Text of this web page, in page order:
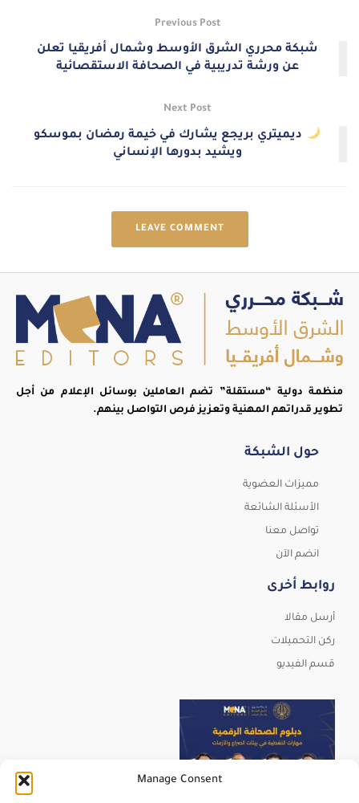
Manage Consent
Previous Post
شبكة محرري الشرق الأوسط وشمال أفريقيا تعلن
عن ورشة تدريبية في الصحافة الاستقصائية
Next Post
ديميتري بريجع يشارك في خيمة رمضان بموسكو
ويشيد بدورها الإنساني
LEAVE COMMENT
منظمة دولية “مستقلة” تضم العاملين بوسائل الإعلام من أجل
تطوير قدراتهم المهنية وتعزيز فرص التواصل بينهم.
حول الشبكة
مميزات العضوية
الأسئلة الشائعة
تواصل معنا
انضم الآن
روابط أخرى
أرسل مقالا
ركن التحميلات
قسم الفيديو